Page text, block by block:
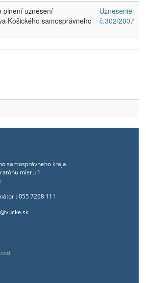
plnení uznesení
Košického samosprávneho
Uznesenie
č.302/2007
samosprávneho kraja
mieru 1
: 055 7268 111